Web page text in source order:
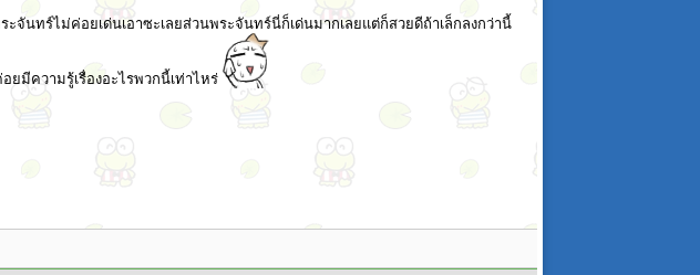
จันทร์ไม่ค่อยเด่นเอาซะเลยส่วนพระจันทร์นี่ก็เด่นมากเลยแต่ก็สวยดีถ้าเล็กลงกว่านี้
มีความรู้เรื่องอะไรพวกนี้เท่าไหร่